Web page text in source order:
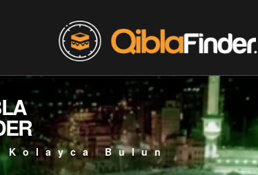
Kolayca Bulun